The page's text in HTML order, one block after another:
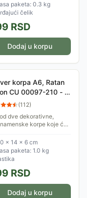
paketa: 0.3 kg
čelik
RSD
Dodaj u korpu
korpa A6, Ratan
CU 00097-210 - 2
(112)
dve dekorativne,
korpe koje će
Mogu da se koriste za
sitnice. Predstavlaju
sjajnog...
× 14 × 6 cm
paketa: 1.0 kg
RSD
Dodaj u korpu